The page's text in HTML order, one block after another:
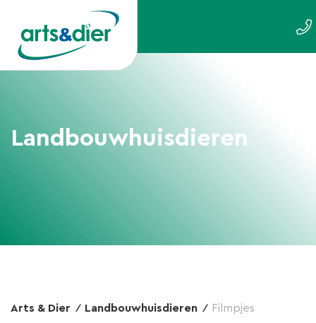
Landbouwhuisdieren
Arts & Dier Landbouwhuisdieren Filmpjes